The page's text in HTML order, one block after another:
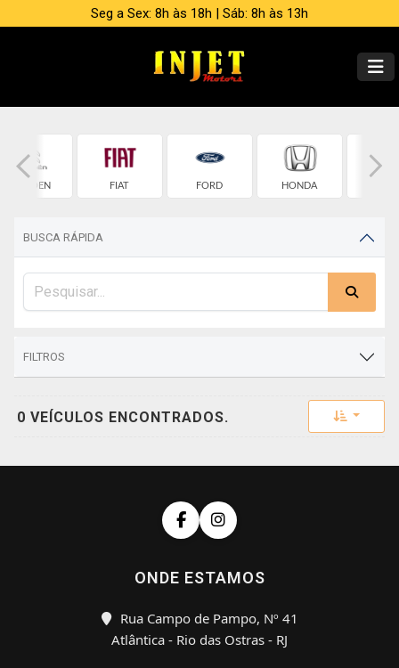
Seg a Sex: 8h às 18h | Sáb: 8h às 13h
CITROEN FIAT FORD HONDA
BUSCA RÁPIDA
FILTROS
0 VEÍCULOS ENCONTRADOS. Toggle
ONDE ESTAMOS
Rua Campo de Pampo, Nº 41
Atlântica - Rio das Ostras - RJ